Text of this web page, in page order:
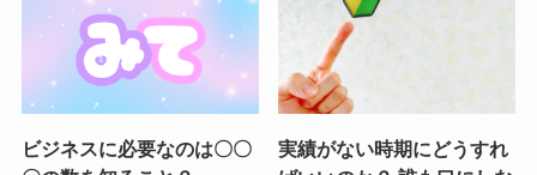
ビジネスに必要なのは〇〇
実績がない時期にどうすれ